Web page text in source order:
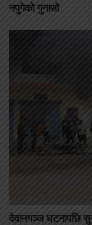
नपुगेको गुनासो
देवानगञ्ज घटनापछि